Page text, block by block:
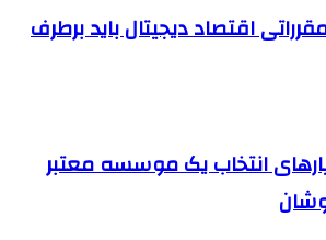
اقتصاد دیجیتال باید برطرف
انتخاب یک موسسه معتبر